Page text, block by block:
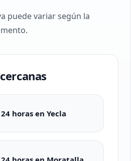
puede variar según la
horas en Yecla